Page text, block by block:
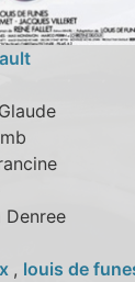
Denree
, louis de